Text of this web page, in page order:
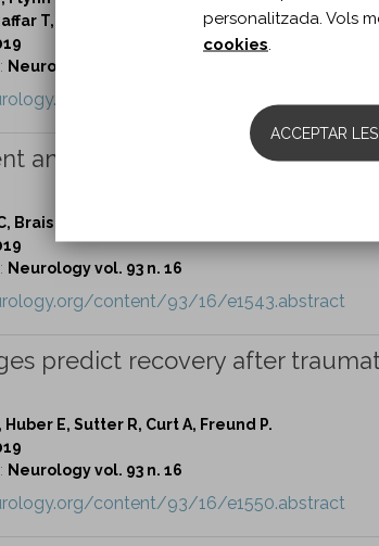
T, Arai AE, Donkervoort S, Bönnemann CG,
Neurology vol. 93 n. 16
content/93/16/e1535.abstract
and validation of a disease
Brais B, Lessard I, Lavoie C, Côté I, Mathieu J.
Neurology vol. 93 n. 16
content/93/16/e1543.abstract
predict recovery after
Huber E, Sutter R, Curt A, Freund P.
Neurology vol. 93 n. 16
content/93/16/e1550.abstract
personalitzada. Vols
cookies
ACCEPTAR